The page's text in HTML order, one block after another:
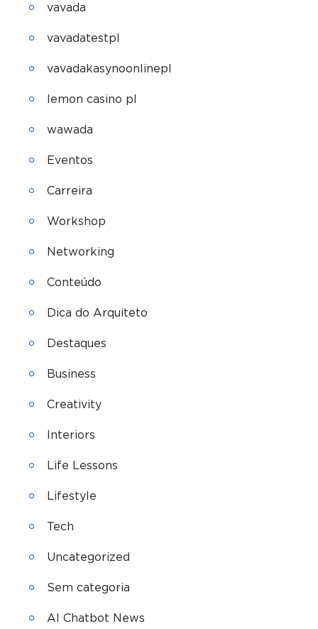
vavada
vavadatestpl
vavadakasynoonlinepl
lemon casino pl
wawada
Eventos
Carreira
Workshop
Networking
Conteúdo
Dica do Arquiteto
Destaques
Business
Creativity
Interiors
Life Lessons
Lifestyle
Tech
Uncategorized
Sem categoria
AI Chatbot News